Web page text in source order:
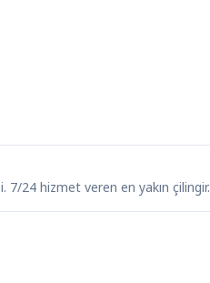
7/24 hizmet veren en yakın çilingir.